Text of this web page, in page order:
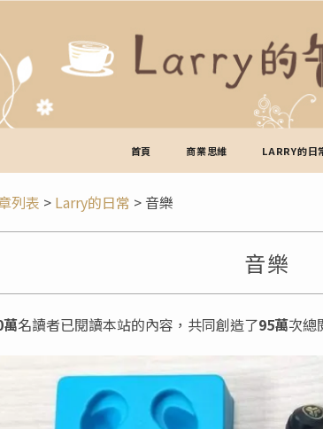
首頁 商業思維 LARRY的日
列表 > Larry的日常 > 音樂
音樂
萬名讀者已閱讀本站的內容，共同創造了95萬次總